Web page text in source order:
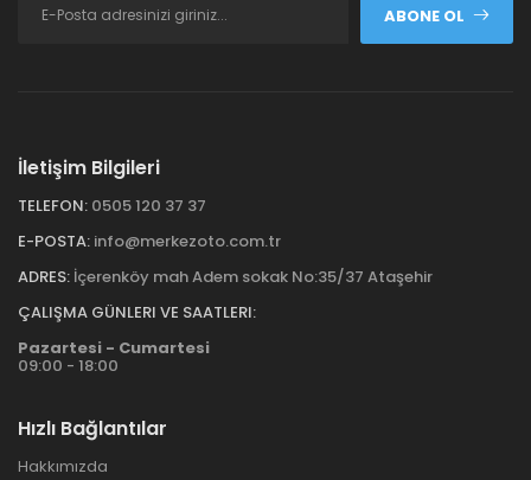
ABONE OL
İletişim Bilgileri
TELEFON: 0505 120 37 37
E-POSTA: info@merkezoto.com.tr
ADRES: İçerenköy mah Adem sokak No:35/37 Ataşehir
ÇALIŞMA GÜNLERI VE SAATLERI:
Pazartesi - Cumartesi
09:00 - 18:00
Hızlı Bağlantılar
Hakkımızda